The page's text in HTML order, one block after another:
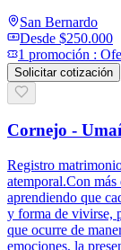
San Bernardo
Desde $250.000
1 promoción :
Solicitar cotización
Cornejo -
Registro
atemporal.Con
aprendiendo que
y forma de vivirse,
que ocurre de
emociones, la